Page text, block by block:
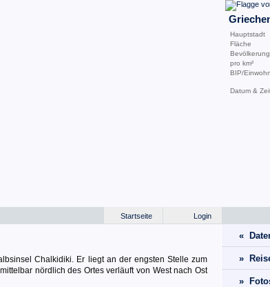
Hauptstadt
Fläche
Bevölkerung
pro km²
BIP/
Datum &
Login
Startseite
Chalkidiki. Er liegt an der engsten Stelle zum
nördlich des Ortes verläuft von West nach Ost
«
»
»